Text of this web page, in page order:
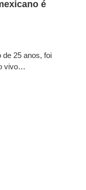
é
25 anos, foi
vivo…